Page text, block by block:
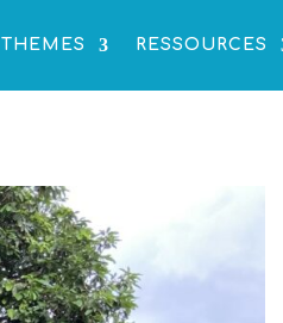
THEMES RESSOURCES